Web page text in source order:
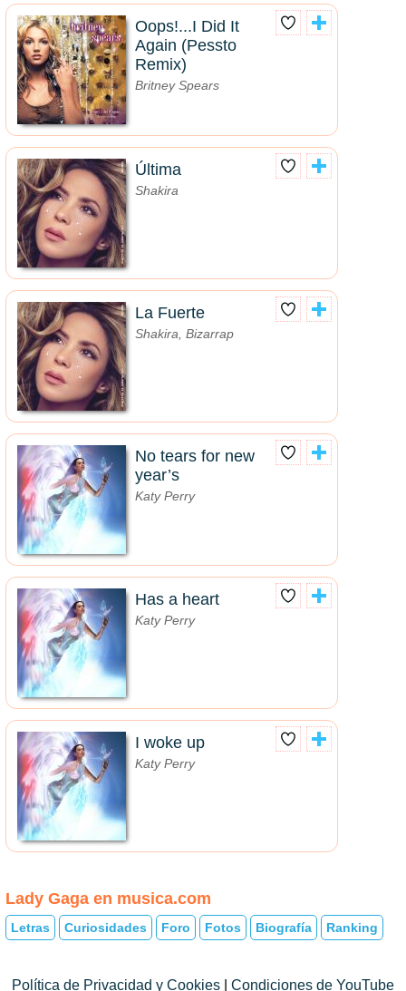
Oops!...I Did It
Again (Pessto
Remix)
Britney Spears
Última
Shakira
La Fuerte
Shakira, Bizarrap
No tears for new
year’s
Katy Perry
Has a heart
Katy Perry
I woke up
Katy Perry
Lady Gaga en musica.com
Letras Curiosidades Foro Fotos Biografía Ranking
Política de Privacidad y Cookies Condiciones de YouTube